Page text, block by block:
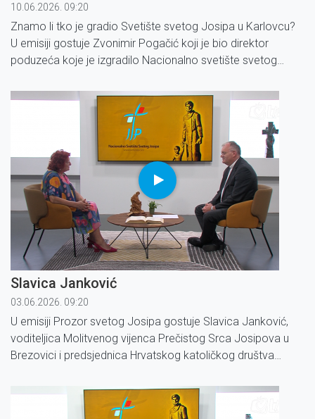
10.06.2026. 09:20
Znamo li tko je gradio Svetište svetog Josipa u Karlovcu?
U emisiji gostuje Zvonimir Pogačić koji je bio direktor
poduzeća koje je izgradilo Nacionalno svetište svetog
Slavica Janković
03.06.2026. 09:20
U emisiji Prozor svetog Josipa gostuje Slavica Janković,
voditeljica Molitvenog vijenca Prečistog Srca Josipova u
Brezovici i predsjednica Hrvatskog katoličkog društva